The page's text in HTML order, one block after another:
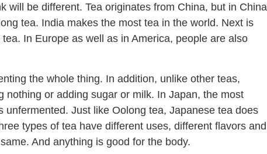
will be different. Tea originates from China, but in China
tea. India makes the most tea in the world. Next is
In Europe as well as in America, people are also
the whole thing. In addition, unlike other teas,
nothing or adding sugar or milk. In Japan, the most
unfermented. Just like Oolong tea, Japanese tea does
types of tea have different uses, different flavors and
And anything is good for the body.